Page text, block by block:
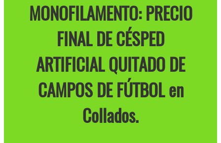
MONOFILAMENTO: PRECIO
FINAL DE CÉSPED
ARTIFICIAL QUITADO DE
CAMPOS DE FÚTBOL en
Collados.